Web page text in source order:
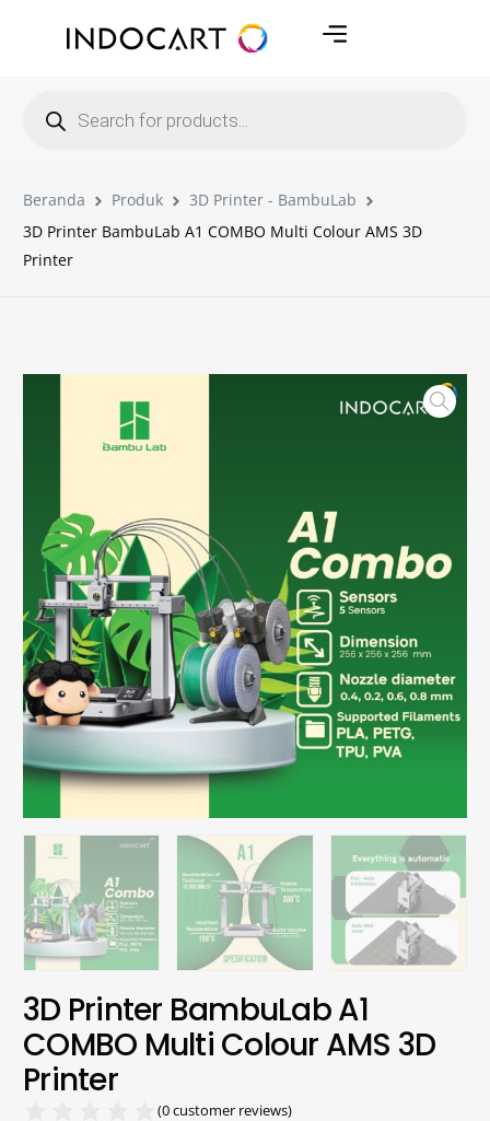
Beranda Produk
3D Printer - BambuLab
3D Printer BambuLab A1 COMBO Multi Colour AMS 3D
Printer
3D Printer BambuLab A1
COMBO Multi Colour AMS 3D
Printer
(0customer reviews)